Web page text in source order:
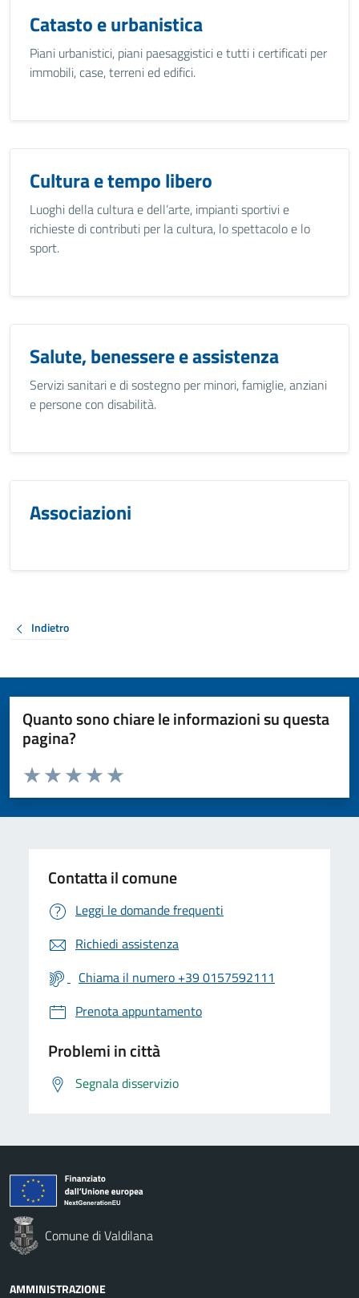
Catasto e urbanistica
Piani urbanistici, piani paesaggistici e tutti i certificati per
immobili, case, terreni ed edifici.
Cultura e tempo libero
Luoghi della cultura e dell’arte, impianti sportivi e
richieste di contributi per la cultura, lo spettacolo e lo
sport.
Salute, benessere e assistenza
Servizi sanitari e di sostegno per minori, famiglie, anziani
e persone con disabilità.
Associazioni
Indietro
Quanto sono chiare le informazioni su questa
pagina?
Valuta da 1 a 5 stelle la pagina
Valuta 5 stelle su 5
Valuta 4 stelle su 5
Valuta 3 stelle su 5
Valuta 2 stelle su 5
Valuta 1 stelle su 5
Contatta il comune
Leggi le domande frequenti
Richiedi assistenza
Chiama il numero +39 0157592111
Prenota appuntamento
Problemi in città
Segnala disservizio
Comune di Valdilana
AMMINISTRAZIONE